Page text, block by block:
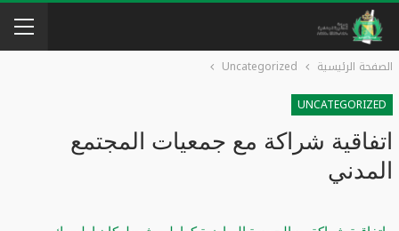
الصفحة الرئيسية
Uncategorized
UNCATEGORIZED
اتفاقية شراكة مع جمعيات المجتمع
المدني